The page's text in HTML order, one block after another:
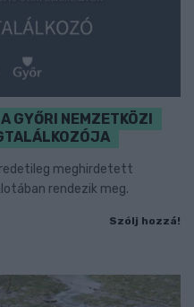
GYŐRI NEMZETKÖZI
meghirdetett
rendezik meg.
Szólj hozzá!